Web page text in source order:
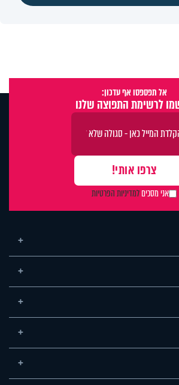
אל תפספסו אף עדכון:
לרשימת התפוצה שלנו
אני מסכיםלמדיניות הפרטיות